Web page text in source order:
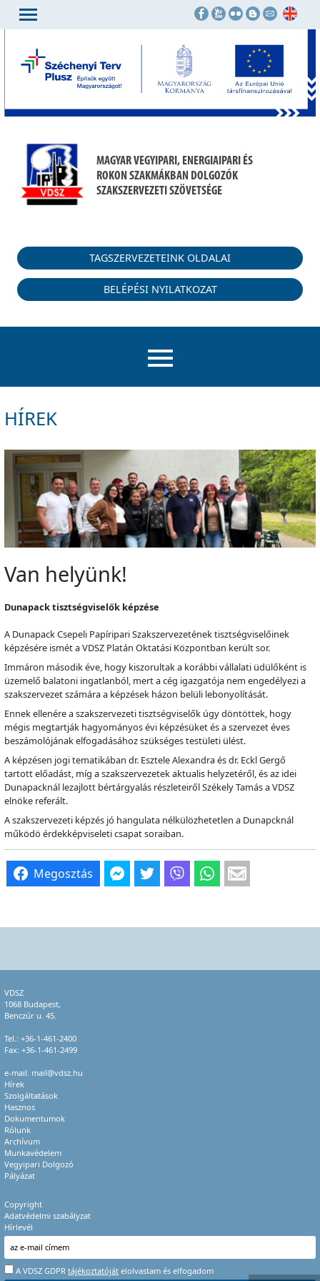
MAGYAR VEGYIPARI, ENERGIAIPARI ÉS
ROKON SZAKMÁKBAN DOLGOZÓK
SZAKSZERVEZETI SZÖVETSÉGE
TAGSZERVEZETEINK OLDALAI
BELÉPÉSI NYILATKOZAT
HÍREK
Van helyünk!
Dunapack tisztségviselők képzése
A Dunapack Csepeli Papíripari Szakszervezetének tisztségviselőinek
képzésére ismét a VDSZ Platán Oktatási Központban került sor.
Immáron második éve, hogy kiszorultak a korábbi vállalati üdülőként is
üzemelő balatoni ingatlanból, mert a cég igazgatója nem engedélyezi a
szakszervezet számára a képzések házon belüli lebonyolítását.
Ennek ellenére a szakszervezeti tisztségviselők úgy döntöttek, hogy
mégis megtartják hagyományos évi képzésüket és a szervezet éves
beszámolójának elfogadásához szükséges testületi ülést.
A képzésen jogi tematikában dr. Esztele Alexandra és dr. Eckl Gergő
tartott előadást, míg a szakszervezetek aktualis helyzetéről, és az idei
Dunapacknál lezajlott bértárgyalás részleteiről Székely Tamás a VDSZ
elnöke referált.
A szakszervezeti képzés jó hangulata nélkülözhetetlen a Dunapcknál
működö érdekképviseleti csapat soraiban.
Megosztás
VDSZ
1068 Budapest,
Benczúr u. 45.
Tel.: +36-1-461-2400
Fax: +36-1-461-2499
e-mail: mail@vdsz.hu
Hírek
Szolgáltatások
Hasznos
Dokumentumok
Rólunk
Archívum
Munkavédelem
Vegyipari Dolgozó
Pályázat
Copyright
Adatvédelmi szabályzat
Hírlevél
A VDSZ GDPR tájékoztatóját elolvastam és elfogadom